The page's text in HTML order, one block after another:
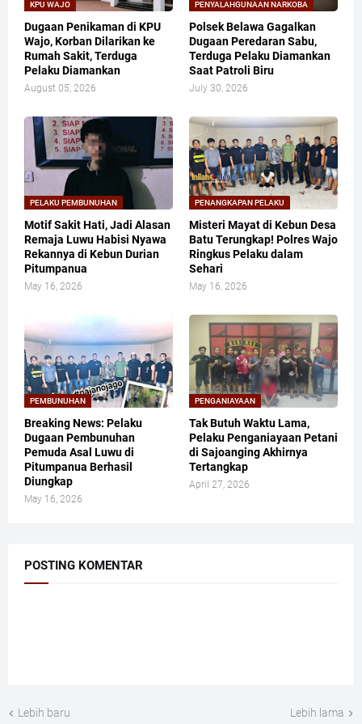
KPU WAJO
Dugaan Penikaman di KPU
Wajo, Korban Dilarikan ke
Rumah Sakit, Terduga
Pelaku Diamankan
August 05, 2026
PENYALAHGUNAAN NARKOBA
Polsek Belawa Gagalkan
Dugaan Peredaran Sabu,
Terduga Pelaku Diamankan
Saat Patroli Biru
July 30, 2026
PELAKU PEMBUNUHAN
Motif Sakit Hati, Jadi Alasan
Remaja Luwu Habisi Nyawa
Rekannya di Kebun Durian
Pitumpanua
May 16, 2026
PENANGKAPAN PELAKU
Misteri Mayat di Kebun Desa
Batu Terungkap! Polres Wajo
Ringkus Pelaku dalam
Sehari
May 16, 2026
PEMBUNUHAN
Breaking News: Pelaku
Dugaan Pembunuhan
Pemuda Asal Luwu di
Pitumpanua Berhasil
Diungkap
May 16, 2026
PENGANIAYAAN
Tak Butuh Waktu Lama,
Pelaku Penganiayaan Petani
di Sajoanging Akhirnya
Tertangkap
April 27, 2026
POSTING KOMENTAR
Lebih baru Lebih lama